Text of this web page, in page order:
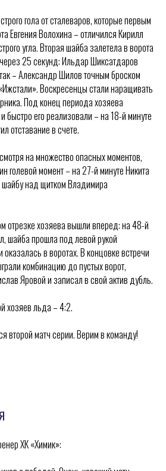
гола от сталеваров, которые первым
Евгения Волохина – отличился Кирилл
угла. Вторая шайба залетела в ворота
25 секунд: Ильдар Шиксатдаров
– Александр Шилов точным броском
Воскресенцы стали наращивать
Под конец периода хозяева
быстро его реализовали – на 18-й минуте
отставание в счете.
на множество опасных моментов,
голевой момент – на 27-й минуте Никита
над щитком Владимира
отрезке хозяева вышли вперед: на 48-й
шайба прошла под левой рукой
в воротах. В концовке встречи
комбинацию до пустых ворот,
Яровой и записал в свой актив дубль.
хозяев льда – 4:2.
второй матч серии. Верим в команду!
ХК «Химик»: